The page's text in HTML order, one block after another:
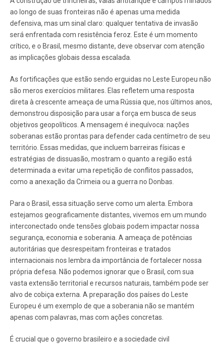
ao longo de suas fronteiras não é apenas uma medida
defensiva, mas um sinal claro: qualquer tentativa de invasão
será enfrentada com resistência feroz. Este é um momento
crítico, e o Brasil, mesmo distante, deve observar com atenção
as implicações globais dessa escalada.
As fortificações que estão sendo erguidas no Leste Europeu não
são meros exercícios militares. Elas refletem uma resposta
direta à crescente ameaça de uma Rússia que, nos últimos anos,
demonstrou disposição para usar a força em busca de seus
objetivos geopolíticos. A mensagem é inequívoca: nações
soberanas estão prontas para defender cada centímetro de seu
território. Essas medidas, que incluem barreiras físicas e
estratégias de dissuasão, mostram o quanto a região está
determinada a evitar uma repetição de conflitos passados,
como a anexação da Crimeia ou a guerra no Donbas.
Para o Brasil, essa situação serve como um alerta. Embora
estejamos geograficamente distantes, vivemos em um mundo
interconectado onde tensões globais podem impactar nossa
segurança, economia e soberania. A ameaça de potências
autoritárias que desrespeitam fronteiras e tratados
internacionais nos lembra da importância de fortalecer nossa
própria defesa. Não podemos ignorar que o Brasil, com sua
vasta extensão territorial e recursos naturais, também pode ser
alvo de cobiça externa. A preparação dos países do Leste
Europeu é um exemplo de que a soberania não se mantém
apenas com palavras, mas com ações concretas.
É crucial que o governo brasileiro e a sociedade civil